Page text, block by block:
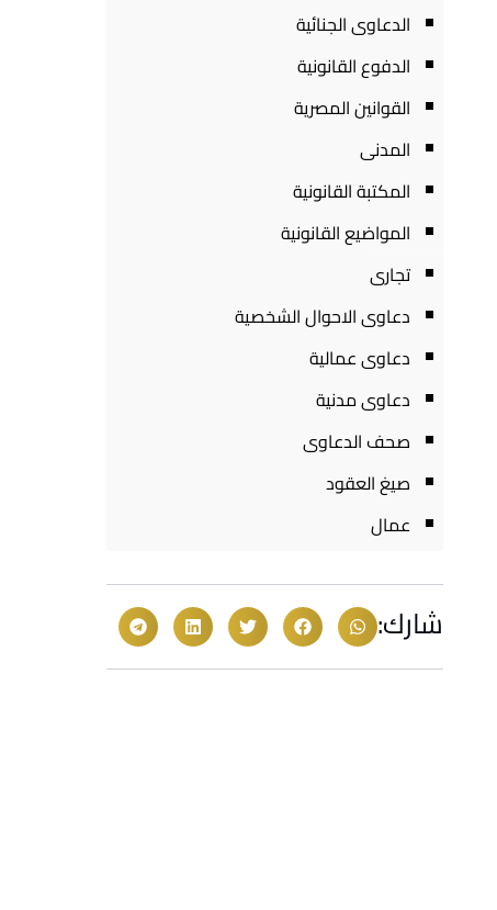
الدعاوى الجنائية
الدفوع القانونية
القوانين المصرية
المدنى
المكتبة القانونية
المواضيع القانونية
تجارى
دعاوى الاحوال الشخصية
دعاوى عمالية
دعاوى مدنية
صحف الدعاوى
صيغ العقود
عمال
شارك: